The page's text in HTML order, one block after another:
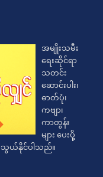
အမျိုးသမီး
ရေးဆိုင်ရာ
သတင်း
ဆောင်းပါး၊
ဓာတ်ပုံ၊
ကဗျာ၊
ကာတွန်း
များ ပေးပို့
ယ်နိုင်ပါသည်။